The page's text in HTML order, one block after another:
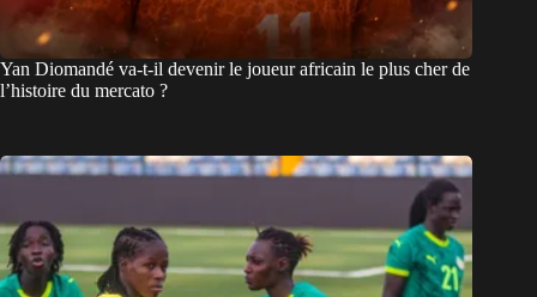
Yan Diomandé va-t-il devenir le joueur africain le plus cher de
l’histoire du mercato ?